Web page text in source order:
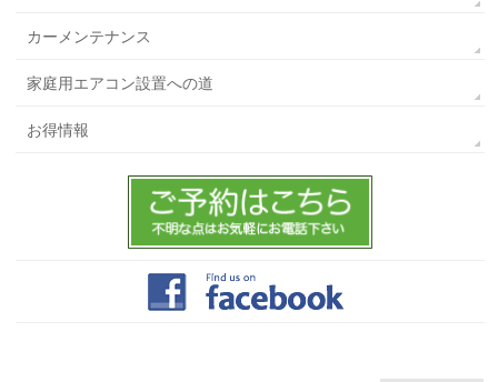
カーメンテナンス
家庭用エアコン設置への道
お得情報